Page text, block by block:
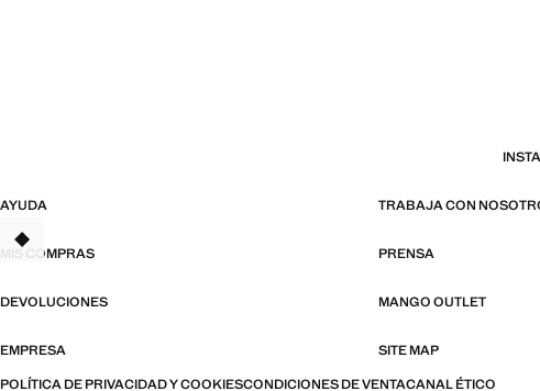
AYUDA TRABAJA CON
MIS COMPRAS PRENSA
DEVOLUCIONES MANGO OUTLET
EMPRESA
SITE MAP
POLÍTICA DE PRIVACIDAD Y COOKIESCONDICIONES DE VENTACANAL ÉTICO